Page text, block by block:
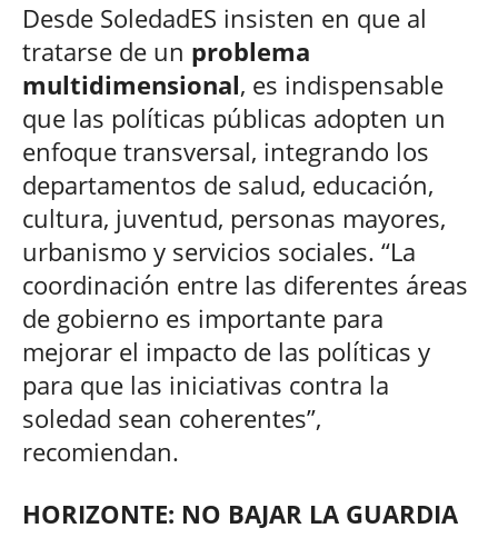
Desde SoledadES insisten en que al
tratarse de un problema
multidimensional, es indispensable
que las políticas públicas adopten un
enfoque transversal, integrando los
departamentos de salud, educación,
cultura, juventud, personas mayores,
urbanismo y servicios sociales. “La
coordinación entre las diferentes áreas
de gobierno es importante para
mejorar el impacto de las políticas y
para que las iniciativas contra la
soledad sean coherentes”,
recomiendan.
HORIZONTE: NO BAJAR LA GUARDIA